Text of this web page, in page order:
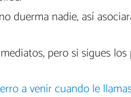
duerma nadie, así
pero si sigues
a venir cuando le